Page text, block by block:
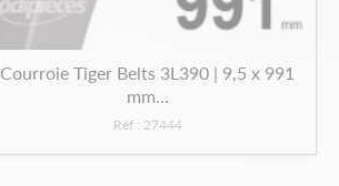
Courroie Tiger Belts 3L390 | 9,5 x 991
mm...
Réf : 27444